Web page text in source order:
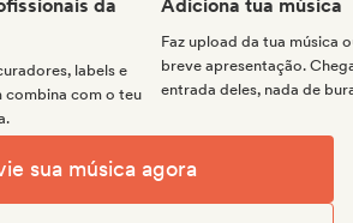
da
labels e
combina com o teu
Adiciona tua música
Faz upload da tua música
breve apresentação.
entrada deles, nada de
sua música agora